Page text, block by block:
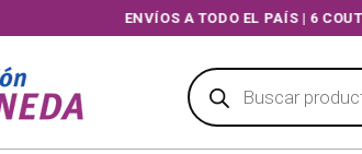
ENVÍOS A TODO EL PAÍS | 6